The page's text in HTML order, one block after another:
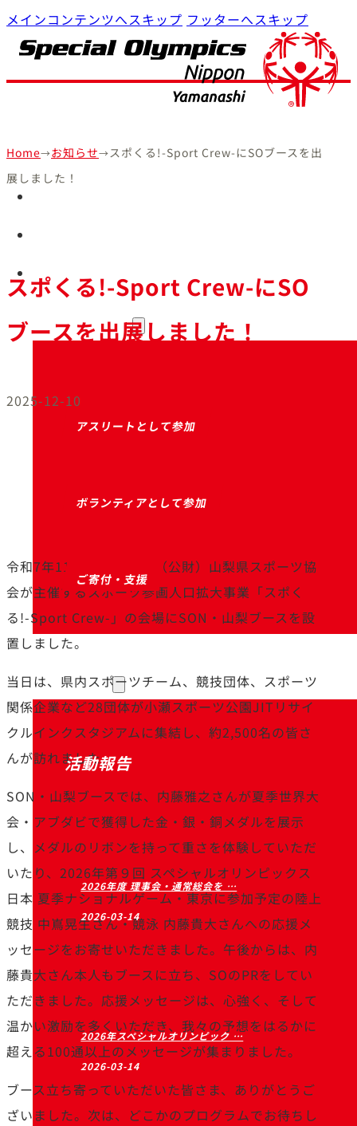
メインコンテンツへスキップ フッターへスキップ
SON・山梨について
参加・支援
アスリートとして参加
ボランティアとして参加
ご寄付・支援
お知らせ
活動報告
2026年度 理事会・通常総会を …
2026-03-14
2026年スペシャルオリンピック …
2026-03-14
Home→お知らせ→スポくる!-Sport Crew-にSOブースを出
展しました！
スポくる!-Sport Crew-にSO
ブースを出展しました！
2025-12-10
令和7年11月16日（日）（公財）山梨県スポーツ協
会が主催するスポーツ参画人口拡大事業「スポく
る!-Sport Crew-」の会場にSON・山梨ブースを設
置しました。
当日は、県内スポーツチーム、競技団体、スポーツ
関係企業など28団体が小瀬スポーツ公園JITリサイ
クルインクスタジアムに集結し、約2,500名の皆さ
んが訪れました。
SON・山梨ブースでは、内藤雅之さんが夏季世界大
会・アブダビで獲得した金・銀・銅メダルを展示
し、メダルのリボンを持って重さを体験していただ
いたり、2026年第９回 スペシャルオリンピックス
日本 夏季ナショナルゲーム・東京に参加予定の陸上
競技 中嶌晃生さん・競泳 内藤貴大さんへの応援メ
ッセージをお寄せいただきました。午後からは、内
藤貴大さん本人もブースに立ち、SOのPRをしてい
ただきました。応援メッセージは、心強く、そして
温かい激励を多くいただき、我々の予想をはるかに
超える100通以上のメッセージが集まりました。
ブース立ち寄っていただいた皆さま、ありがとうご
ざいました。次は、どこかのプログラムでお待ちし